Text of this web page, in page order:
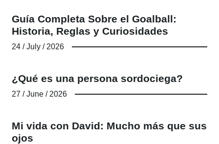
Guía Completa Sobre el Goalball:
Historia, Reglas y Curiosidades
24 / July / 2026
¿Qué es una persona sordociega?
27 / June / 2026
Mi vida con David: Mucho más que sus
ojos